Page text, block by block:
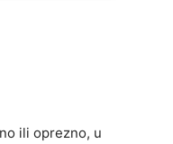
ili oprezno, u